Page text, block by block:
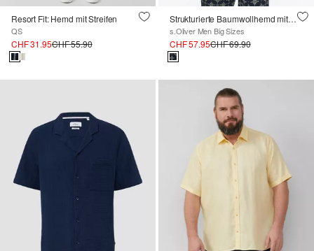
Resort Fit: Hemd mit Streifen
QS
CHF 31.95CHF 55.90
Strukturierte Baumwollhemd mit All-over-Print
s.Oliver Men Big Sizes
CHF 57.95CHF 69.90